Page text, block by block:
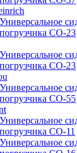
Универсальное
погрузчика CO-23
Универсальное
погрузчика CO-23
Универсальное
погрузчика CO-55
Универсальное
погрузчика CO-11
Универсальное